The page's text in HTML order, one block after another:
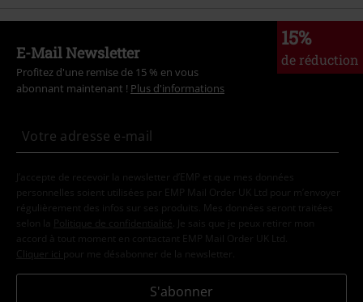
15%
de réduction
E-Mail Newsletter
Profitez d'une remise de 15 % en vous
abonnant maintenant ! Plus d'informations
J’accepte de recevoir la newsletter d’EMP et que mes données
personnelles soient utilisées par EMP Mail Order UK Ltd pour m’envoyer
régulièrement des infos sur ses produits. Mes données seront traitées
selon la
Politique de confidentialité . Je sais que je peux retirer mon
accord à tout moment en contactant EMP Mail Order UK Ltd.
Cliquer ici pour me désabonner de la newsletter.
S'abonner